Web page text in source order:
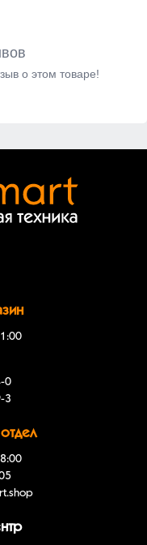
о этом товаре!
0
3